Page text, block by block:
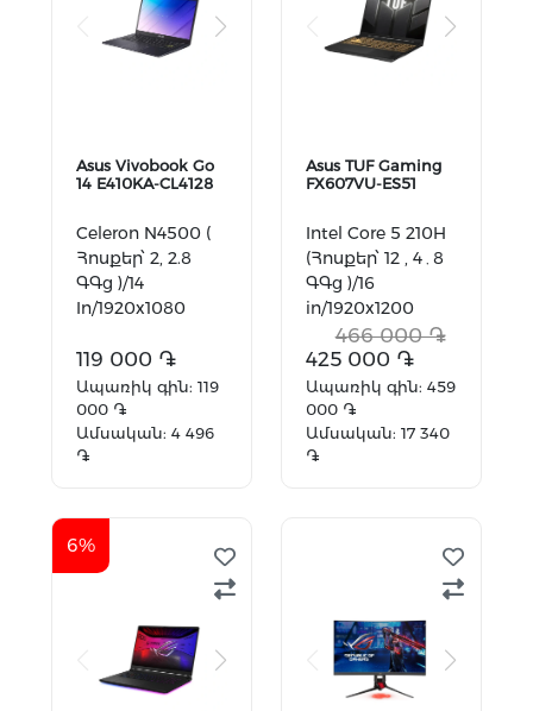
Asus Vivobook Go
14 E410KA-CL4128
Celeron N4500 (
Հոսքեր՝ 2, 2.8
ԳԳց )/14
In/1920x1080
DDR4/128
GB/Intel Graphics
119 000 ֏
Ապառիկ գին: 119
000 ֏
Ամսական: 4 496
֏
Asus TUF Gaming
FX607VU-ES51
Intel Core 5 210H
(Հոսքեր՝ 12 , 4․8
ԳԳց )/16
in/1920x1200
FHD+ /16 DDR5
GB/512
GB/NVIDIA
GeForce RTX...
466 000 ֏
425 000 ֏
Ապառիկ գին: 459
000 ֏
Ամսական: 17 340
֏
6%